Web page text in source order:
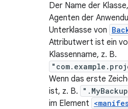
Der Name der
Agenten der
Unterklasse von
Attributwert ist ein
Klassenname, z. B.
Wenn das erste
ist, z. B.
im Element